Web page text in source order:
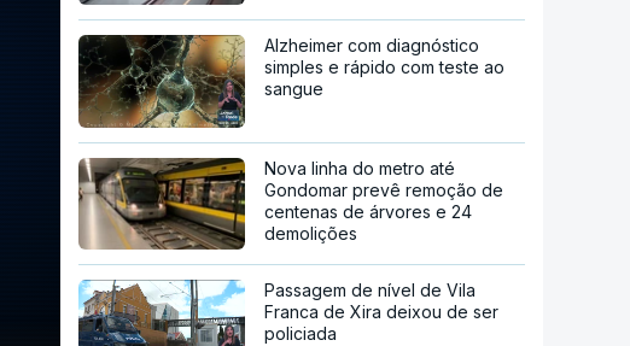
Alzheimer com diagnóstico
simples e rápido com teste ao
sangue
Nova linha do metro até
Gondomar prevê remoção de
centenas de árvores e 24
demolições
Passagem de nível de Vila
Franca de Xira deixou de ser
policiada